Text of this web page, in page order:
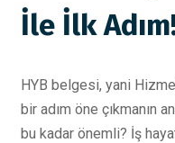
İle İlk
HYB belgesi, yani
bir adım öne çıkmanın
bu kadar önemli? İş